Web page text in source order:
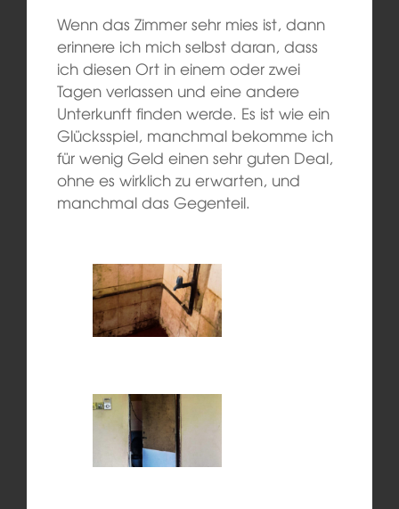
Wenn das Zimmer sehr mies ist, dann
erinnere ich mich selbst daran, dass
ich diesen Ort in einem oder zwei
Tagen verlassen und eine andere
Unterkunft finden werde. Es ist wie ein
Glücksspiel, manchmal bekomme ich
für wenig Geld einen sehr guten Deal,
ohne es wirklich zu erwarten, und
manchmal das Gegenteil.